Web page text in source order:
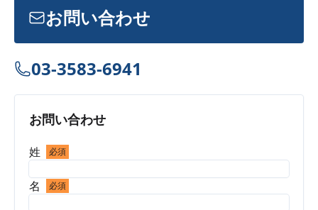
お問い合わせ
03-3583-6941
お問い合わせ
姓 必須
名 必須